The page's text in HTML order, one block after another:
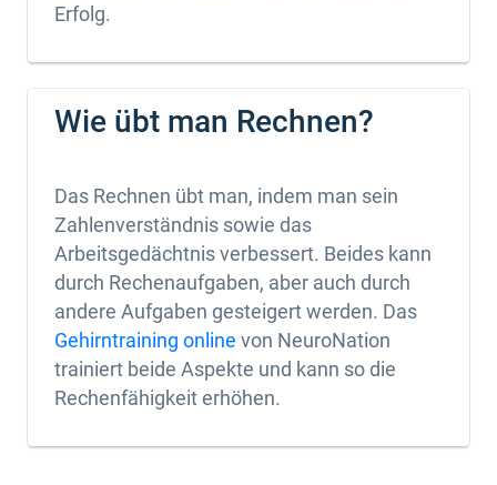
Erfolg.
Wie übt man Rechnen?
Das Rechnen übt man, indem man sein
Zahlenverständnis sowie das
Arbeitsgedächtnis verbessert. Beides kann
durch Rechenaufgaben, aber auch durch
andere Aufgaben gesteigert werden. Das
Gehirntraining online von NeuroNation
trainiert beide Aspekte und kann so die
Rechenfähigkeit erhöhen.